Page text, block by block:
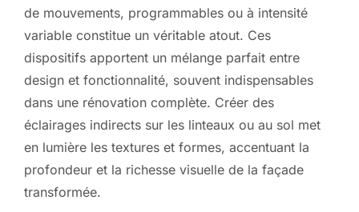
de mouvements, programmables ou à intensité
variable constitue un véritable atout. Ces
dispositifs apportent un mélange parfait entre
design et fonctionnalité, souvent indispensables
dans une rénovation complète. Créer des
éclairages indirects sur les linteaux ou au sol met
en lumière les textures et formes, accentuant la
profondeur et la richesse visuelle de la façade
transformée.